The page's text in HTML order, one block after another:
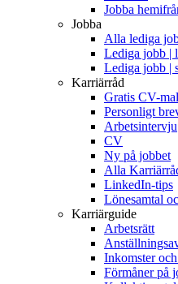
Jobba
Jobba
Alla lediga
Lediga jobb |
Lediga jobb |
Karriärråd
Gratis CV-
Personligt
Arbetsintervju
CV
Ny på jobbet
Alla
LinkedIn-tips
Lönesamtal
Karriärguide
Arbetsrätt
Inkomster
Förmåner på